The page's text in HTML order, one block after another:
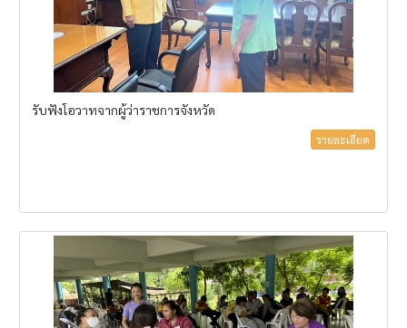
รับฟังโอวาทจากผู้ว่าราชการจังหวัด
รายละเอียด